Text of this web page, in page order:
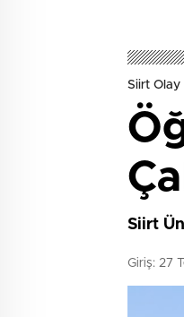
Siirt Olay
Siirt
Giriş: 27